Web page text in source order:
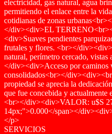
electricidad, gas natural, agua
permitiendo el enlace entre la
cotidianas de zonas
</div><div>EL
<div>Suaves pendientes
frutales y flores. <br></
natural, perímetro cercado,
</div><div>Acceso por caminos
consolidados<br></
propiedad se aprecia la
que fue concebida y
<br></div><div>VALOR: u$S
14px;">0.000</span></
</p>
SERVICIOS